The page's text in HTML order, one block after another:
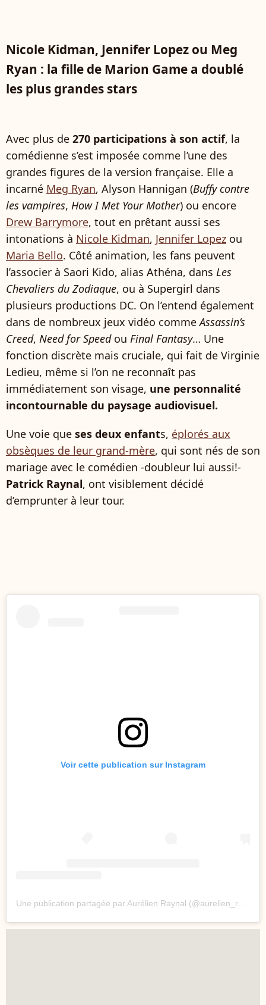
Nicole Kidman, Jennifer Lopez ou Meg
Ryan : la fille de Marion Game a doublé
les plus grandes stars
Avec plus de 270 participations à son actif, la
comédienne s’est imposée comme l’une des
grandes figures de la version française. Elle a
incarné Meg Ryan, Alyson Hannigan (Buffy contre
les vampires, How I Met Your Mother) ou encore
Drew Barrymore, tout en prêtant aussi ses
intonations à Nicole Kidman, Jennifer Lopez ou
Maria Bello. Côté animation, les fans peuvent
l’associer à Saori Kido, alias Athéna, dans Les
Chevaliers du Zodiaque, ou à Supergirl dans
plusieurs productions DC. On l’entend également
dans de nombreux jeux vidéo commeAssassin’s
Creed, Need for Speedou Final Fantasy… Une
fonction discrète mais cruciale, qui fait de Virginie
Ledieu, même si l’on ne reconnaît pas
immédiatement son visage, une personnalité
incontournable du paysage audiovisuel.
Une voie que ses deux enfants, éplorés aux
obsèques de leur grand-mère, qui sont nés de son
mariage avec le comédien -doubleur lui aussi!-
Patrick Raynal, ont visiblement décidé
d’emprunter à leur tour.
Voir cette publication sur Instagram